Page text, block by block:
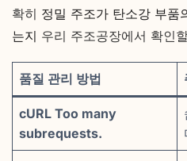
확히 정밀 주조가 탄소강 부품
는지 우리 주조공장에서 확인
품질 관리 방법
cURL Too many
subrequests.